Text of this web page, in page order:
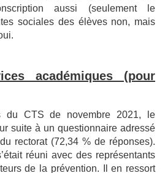
aussi (seulement le
sociales des élèves non, mais
académiques (pour
du CTS de novembre 2021, le
suite à un questionnaire adressé
rectorat (72,34 % de réponses).
réuni avec des représentants
de la prévention. Il en ressort